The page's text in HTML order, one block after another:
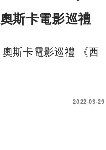
斯卡電影巡禮
奧斯卡電影巡禮 《西
2022-03-29